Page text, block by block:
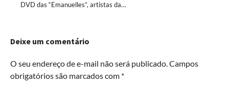
DVD das “Emanuelles”, artistas da…
Deixe um comentário
O seu endereço de e-mail não será publicado.Campos
obrigatórios são marcados com *